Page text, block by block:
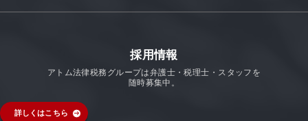
採用情報
アトム法律税務グループは弁護士・税理士・スタッフを
随時募集中。
詳しくはこちら